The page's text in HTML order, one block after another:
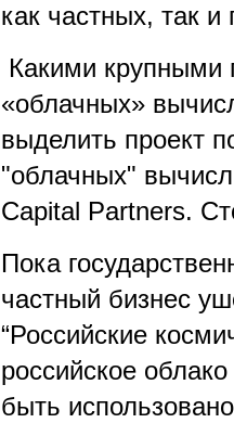
как частных, так
Какими крупными
«облачных»
выделить проект
"облачных"
Capital Partners.
Пока
частный бизнес
“Российские
российское
быть